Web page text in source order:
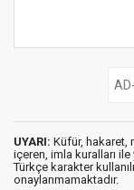
UYARI: Küfür, hakaret,
içeren, imla kuralları ile
Türkçe karakter
onaylanmamaktadır.